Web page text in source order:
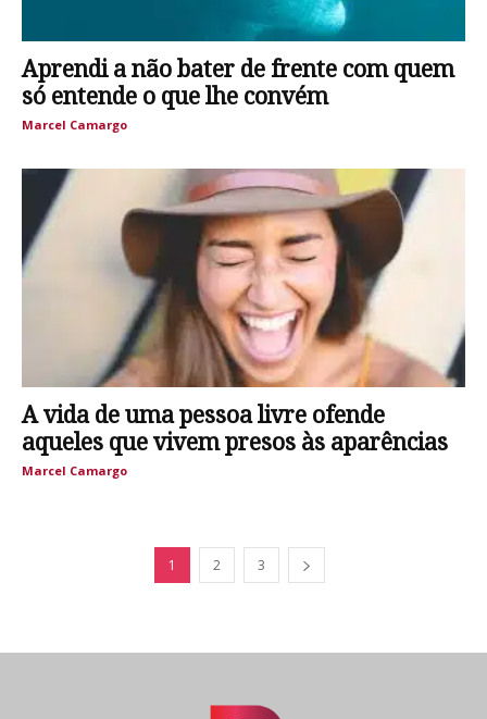
Aprendi a não bater de frente com quem
só entende o que lhe convém
Marcel Camargo
A vida de uma pessoa livre ofende
aqueles que vivem presos às aparências
Marcel Camargo
1 2 3